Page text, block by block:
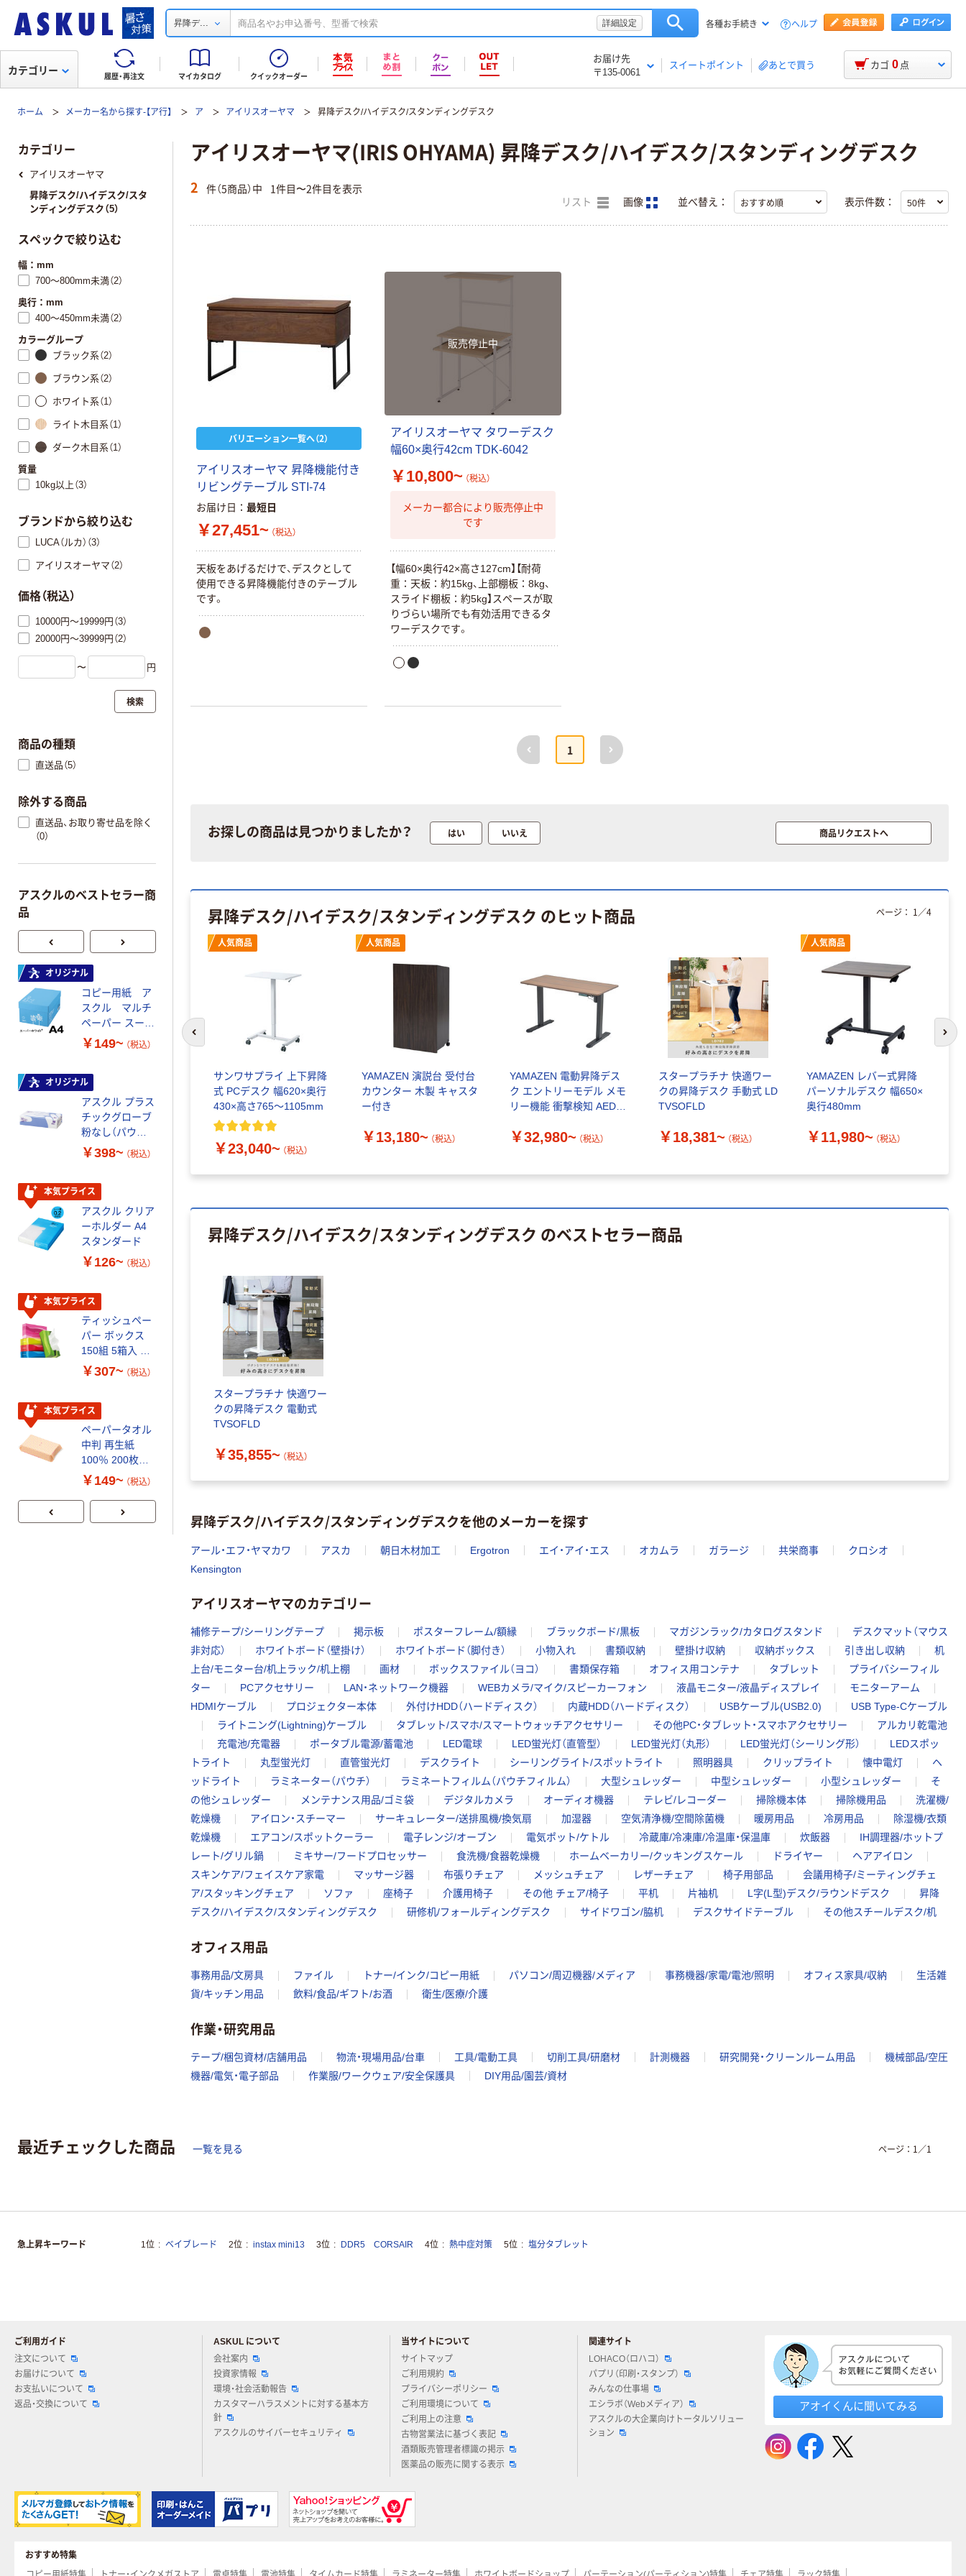
昇降デ... 詳細設定 各種お手続き ヘルプ
履歴・再注文 マイカタログ クイックオーダー
お届け先
〒135-0061
スイートポイント あとで買う
カテゴリー カゴ 0 点
ホーム メーカー名から探す-【ア行】 ア アイリスオーヤマ 昇降デスク/ハイデスク/スタンディングデスク
アイリスオーヤマ(IRIS OHYAMA) 昇降デスク/ハイデスク/スタンディングデスク
2 件（5商品）中 1件目〜2件目を表示
リスト 画像 並べ替え： 表示件数：
バリエーション一覧へ（2）
アイリスオーヤマ 昇降機能付き
リビングテーブル STI-74
お届け日 最短日
￥27,451~ （税込）
天板をあげるだけで、デスクとして
使用できる昇降機能付きのテーブル
です。
販売停止中
アイリスオーヤマ タワーデスク
幅60×奥行42cm TDK-6042
￥10,800~ （税込）
メーカー都合により販売停止中
です
【幅60×奥行42×高さ127cm】【耐荷
重：天板：約15kg、上部棚板：8kg、
スライド棚板：約5kg】スペースが取
りづらい場所でも有効活用できるタ
ワーデスクです。
前へ
1
次へ
お探しの商品は見つかりましたか？ はい いいえ 商品リクエストへ
昇降デスク/ハイデスク/スタンディングデスク のヒット商品
システ
し付き/
人気商品
サンワサプライ 上下昇降
式 PCデスク 幅620×奥行
430×高さ765～1105mm
￥23,040~ （税込）
人気商品
YAMAZEN 演説台 受付台
カウンター 木製 キャスタ
ー付き
￥13,180~ （税込）
YAMAZEN 電動昇降デス
ク エントリーモデル メモ
リー機能 衝撃検知 AED-
￥32,980~ （税込）
スタープラチナ 快適ワー
クの昇降デスク 手動式 LD
TVSOFLD
￥18,381~ （税込）
人気商品
YAMAZEN レバー式昇降
パーソナルデスク 幅650×
奥行480mm
￥11,980~ （税込）
ページ： 1 ／4
前のスライドへ 次
昇降デスク/ハイデスク/スタンディングデスク のベストセラー商品
スタープラチナ 快適ワー
クの昇降デスク 電動式
TVSOFLD
￥35,855~ （税込）
昇降デスク/ハイデスク/スタンディングデスクを他のメーカーを探す
アール・エフ・ヤマカワ アスカ 朝日木材加工 Ergotron エイ・アイ・エス オカムラ ガラージ 共栄商事
クロシオ
Kensington
アイリスオーヤマのカテゴリー
補修テープ/シーリングテープ 掲示板 ポスターフレーム/額縁 ブラックボード/黒板 マガジンラック/カタログスタンド
デスクマット（マウス
非対応）
ホワイトボード（壁掛け） ホワイトボード（脚付き） 小物入れ 書類収納 壁掛け収納 収納ボックス 引き出し収納
机
上台/モニター台/机上ラック/机上棚
画材 ボックスファイル（ヨコ） 書類保存箱 オフィス用コンテナ タブレット
プライバシーフィル
ター
PCアクセサリー LAN・ネットワーク機器 WEBカメラ/マイク/スピーカーフォン 液晶モニター/液晶ディスプレイ
モニターアーム
HDMIケーブル
プロジェクター本体 外付けHDD（ハードディスク） 内蔵HDD（ハードディスク） USBケーブル(USB2.0)
USB Type-Cケーブル
ライトニング(Lightning)ケーブル
タブレット/スマホ/スマートウォッチアクセサリー その他PC・タブレット・スマホアクセサリー
アルカリ乾電池
充電池/充電器
ポータブル電源/蓄電池 LED電球 LED蛍光灯（直管型） LED蛍光灯（丸形） LED蛍光灯（シーリング形）
LEDスポッ
トライト
丸型蛍光灯 直管蛍光灯 デスクライト シーリングライト/スポットライト 照明器具 クリップライト 懐中電灯
ヘ
ッドライト
ラミネーター（パウチ） ラミネートフィルム（パウチフィルム） 大型シュレッダー 中型シュレッダー 小型シュレッダー
そ
の他シュレッダー
メンテナンス用品/ゴミ袋 デジタルカメラ オーディオ機器 テレビ/レコーダー 掃除機本体 掃除機用品
洗濯機/
乾燥機
アイロン・スチーマー サーキュレーター/送排風機/換気扇 加湿器 空気清浄機/空間除菌機 暖房用品 冷房用品
除湿機/衣類
乾燥機
エアコン/スポットクーラー 電子レンジ/オーブン 電気ポット/ケトル 冷蔵庫/冷凍庫/冷温庫・保温庫 炊飯器
IH調理器/ホットプ
レート/グリル鍋
ミキサー/フードプロセッサー 食洗機/食器乾燥機 ホームベーカリー/クッキングスケール ドライヤー
ヘアアイロン
スキンケア/フェイスケア家電
マッサージ器 布張りチェア メッシュチェア レザーチェア 椅子用部品
会議用椅子/ミーティングチェ
ア/スタッキングチェア
ソファ 座椅子 介護用椅子 その他 チェア/椅子 平机 片袖机 L字(L型)デスク/ラウンドデスク
昇降
デスク/ハイデスク/スタンディングデスク
研修机/フォールディングデスク サイドワゴン/脇机 デスクサイドテーブル その他スチールデスク/机
オフィス用品
事務用品/文房具 ファイル トナー/インク/コピー用紙 パソコン/周辺機器/メディア 事務機器/家電/電池/照明 オフィス家具/収納
生活雑
貨/キッチン用品
飲料/食品/ギフト/お酒 衛生/医療/介護
作業・研究用品
テープ/梱包資材/店舗用品 物流・現場用品/台車 工具/電動工具 切削工具/研磨材 計測機器 研究開発・クリーンルーム用品
機械部品/空圧
機器/電気・電子部品
作業服/ワークウェア/安全保護具 DIY用品/園芸/資材
カテゴリー
アイリスオーヤマ
昇降デスク/ハイデスク/スタ
ンディングデスク（5）
スペックで絞り込む
幅：mm
700～800mm未満（2）
奥行：mm
400～450mm未満（2）
カラーグループ
ブラック系（2）
ブラウン系（2）
ホワイト系（1）
ライト木目系（1）
ダーク木目系（1）
質量
10kg以上（3）
ブランドから絞り込む
LUCA（ルカ）（3）
アイリスオーヤマ（2）
価格（税込）
10000円～19999円（3）
20000円～39999円（2）
〜 円
検索
商品の種類
直送品（5）
除外する商品
直送品、お取り寄せ品を除く
（0）
アスクルのベストセラー商
品
オリジナル
コピー用紙 ア
スクル マルチ
ペーパー スーパ
ーホワイト+
￥149~ （税込）
オリジナル
アスクル プラス
チックグローブ
粉なし（パウダ
ーフリー）
￥398~ （税込）
本気プライス
アスクル クリア
ーホルダー A4
スタンダード
￥126~ （税込）
本気プライス
ティッシュペー
パー ボックス
150組 5箱入 ア
スクル スマート
証
￥307~ （税込）
本気プライス
ペーパータオル
中判 再生紙
100％ 200枚
FSC認証 シング
企画 オリジナル
￥149~ （税込）
ミー+
￥149~ （税込）
本気プライス
トイレットペー
ｍ 再生紙
100% 6ロール
芯あり FSC認
￥446~ （税込）
アスクル 耳にや
さしい やわらか
いマスク
本気プライス
トイレットペー
パー シングル
120ｍ 再生紙
100% 6ロール
芯あり FSC認
証
￥455~ （税込）
期間限定価格
アスクル プラ
ブ 薄手 粉な
￥298~ （税込）
ペン ゼブラ
￥52~ （税込）
本気プライス
ォーター 500ml
キャップシール
レス 10本
G バルクタイプ
オリジナル
【アスクル限定】
ファーストレイ
ト ニトリルグ
ローブ ホワイ
ト 粉なし（パ
￥698~ （税込）
本気プライス
ペーパータオル
再生紙 200枚
ティッシュペー
パー ボックス
モカ 200組 5個
本気プライス
アスクル トイ
レのおそうじシ
ート 大王製紙
共同企画 トイ
レクリーナー
オリジナル
￥330~ （税込）
本気プライス
【ガムテープ】ア
カラ 厚さ
オリジナル
ペーパー スーパ
ーホワイト+
￥149~
オリジナル
粉なし（パウダ
アスクル クリア
￥149~ （税込）
最近チェックした商品 一覧を見る ページ： 1 ／1
急上昇キーワード 1位 ベイブレード 2位 instax mini13 3位 DDR5 CORSAIR 4位 熱中症対策 5位 塩分タブレット
ご利用ガイド
注文について
お届けについて
お支払いについて
返品・交換について
ASKUL について
会社案内
投資家情報
環境・社会活動報告
カスタマーハラスメントに対する基本方
針
アスクルのサイバーセキュリティ
当サイトについて
サイトマップ
ご利用規約
プライバシーポリシー
ご利用環境について
ご利用上の注意
古物営業法に基づく表記
酒類販売管理者標識の掲示
医薬品の販売に関する表示
関連サイト
LOHACO（ロハコ）
パプリ（印刷・スタンプ）
みんなの仕事場
エシラボ（Webメディア）
アスクルの大企業向けトータルソリュー
ション
アオイくんに聞いてみる
おすすめ特集